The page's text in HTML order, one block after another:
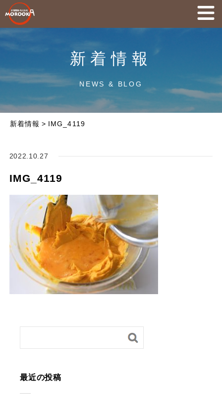
新着情報
NEWS & BLOG
新着情報 > IMG_4119
2022.10.27
IMG_4119
最近の投稿